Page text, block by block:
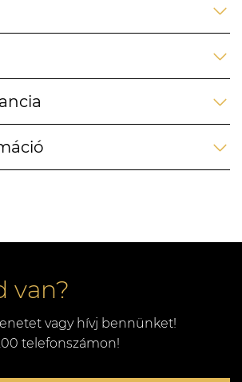
van?
vagy hívj bennünket!
telefonszámon!